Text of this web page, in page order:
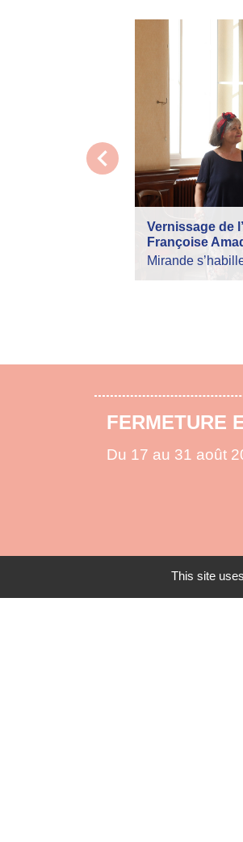
Vernissage de
Françoise
Mirande
chevron_left
ARRÊTÉ
La préfecture vous
This site